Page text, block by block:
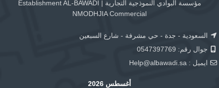
مؤسسة البوادي النموذجية التجارية | Establishment AL-BAWADI
NMODHJIA Commercial
السعودية - جدة - حي مشرفة - شارع السبعين
جوال رقم: 0547397769
ايميل : Help@albawadi.sa
أغسطس 2026